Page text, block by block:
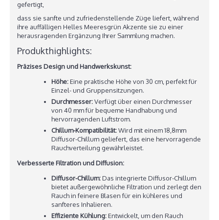
gefertigt,
dass sie sanfte und zufriedenstellende Züge liefert, während
ihre auffälligen Helles Meeresgrün Akzente sie zu einer
herausragenden Ergänzung Ihrer Sammlung machen.
Produkthighlights:
Präzises Design und Handwerkskunst:
Höhe:Eine praktische Höhe von 30 cm, perfekt für
Einzel- und Gruppensitzungen.
Durchmesser:Verfügt über einen Durchmesser
von 40 mm für bequeme Handhabung und
hervorragenden Luftstrom.
Chillum-Kompatibilität:Wird mit einem 18,8mm
Diffusor-Chillum geliefert, das eine hervorragende
Rauchverteilung gewährleistet.
Verbesserte Filtration und Diffusion:
Diffusor-Chillum:Das integrierte Diffusor-Chillum
bietet außergewöhnliche Filtration und zerlegt den
Rauch in feinere Blasen für ein kühleres und
sanfteres Inhalieren.
Effiziente Kühlung:Entwickelt, um den Rauch